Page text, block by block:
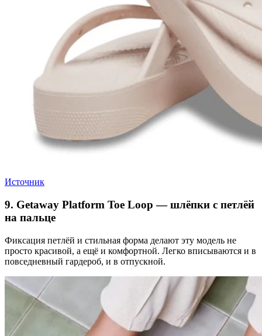
Источник
9. Getaway Platform Toe Loop — шлёпки с петлёй
на пальце
Фиксация петлёй и стильная форма делают эту модель не
просто красивой, а ещё и комфортной. Легко вписываются и в
повседневный гардероб, и в отпускной.